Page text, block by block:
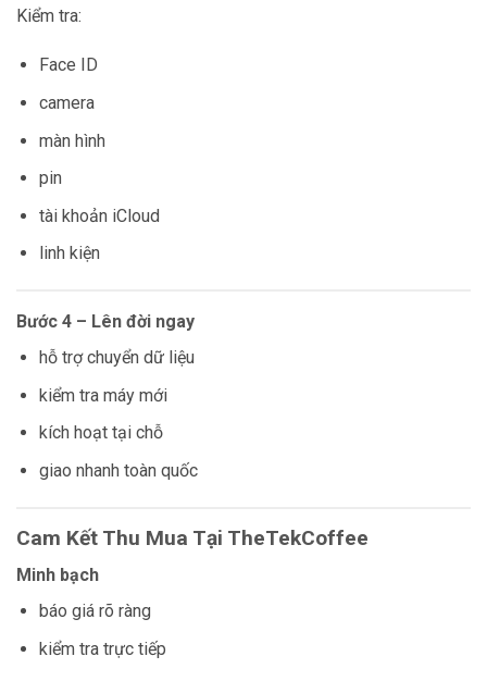
Kiểm tra:
Face ID
camera
màn hình
pin
tài khoản iCloud
linh kiện
Bước 4 – Lên đời ngay
hỗ trợ chuyển dữ liệu
kiểm tra máy mới
kích hoạt tại chỗ
giao nhanh toàn quốc
Cam Kết Thu Mua Tại TheTekCoffee
Minh bạch
báo giá rõ ràng
kiểm tra trực tiếp